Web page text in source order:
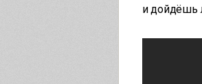
и дойдёшь